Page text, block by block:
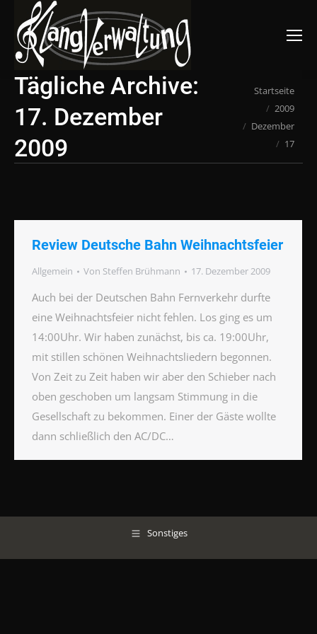
Suchen:
Tägliche Archive:
17. Dezember
2009
Du bist hier:Startseite
2009
Dezember
17
Review Deutsche Bahn Weihnachtsfeier
Allgemein Von Steffen Brühmann 17. Dezember 2009
Auch bei der Deutschen Bahn Fernverkehr durfte
eine Weihnachtsfeier nicht fehlen. Los ging es um
14:00Uhr. Wir haben zunächst, bis ca. 19:00Uhr,
mit stillen schönen Weihnachtsliedern begonnen.
Von Zeit zu Zeit haben wir aber den Schieber nach
oben geschoben um langsam Stimmung in die
Gesellschaft zu bekommen. Einer der Gäste wollte
dann schließlich den AC/DC…
Sonstiges